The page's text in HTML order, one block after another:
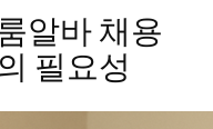
알바 채용
필요성